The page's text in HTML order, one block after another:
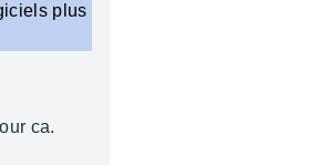
plus
ca.